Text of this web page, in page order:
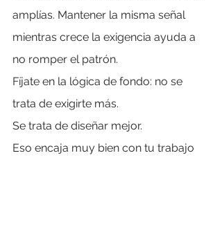
amplías. Mantener la misma señal
mientras crece la exigencia ayuda a
no romper el patrón.
Fíjate en la lógica de fondo: no se
trata de exigirte más.
Se trata de diseñar mejor.
Eso encaja muy bien con tu trabajo